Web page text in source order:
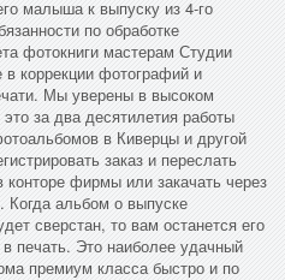
малыша к выпуску из 4-го
по обработке
фотокниги мастерам Студии
коррекции фотографий и
Мы уверены в высоком
за два десятилетия работы
в Киверцы и другой
заказ и переслать
фирмы или закачать через
Когда альбом о выпуске
сверстан, то вам останется его
печать. Это наиболее удачный
премиум класса быстро и по